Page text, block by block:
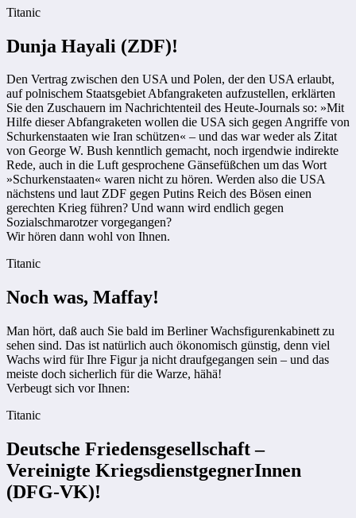
Titanic
Dunja Hayali (ZDF)!
Den Vertrag zwischen den USA und Polen, der den USA erlaubt,
auf polnischem Staatsgebiet Abfang­raketen aufzustellen, erklärten
Sie den Zuschauern im Nachrichtenteil des Heute-Journals so: »Mit
Hilfe dieser Abfang­raketen wollen die USA sich gegen Angriffe von
Schurkenstaaten wie Iran schützen« – und das war weder als Zitat
von George W. Bush kenntlich gemacht, noch irgendwie indirekte
Rede, auch in die Luft gesprochene Gänsefüßchen um das Wort
»Schurkenstaaten« waren nicht zu hören. Werden also die USA
nächstens und laut ZDF gegen Putins Reich des Bösen einen
gerechten Krieg führen? Und wann wird endlich gegen
Sozialschmarotzer vorgegangen?
Wir hören dann wohl von Ihnen.
Titanic
Noch was, Maffay!
Man hört, daß auch Sie bald im Berliner Wachsfigurenkabinett zu
sehen sind. Das ist natürlich auch ökonomisch günstig, denn viel
Wachs wird für Ihre Figur ja nicht draufgegangen sein – und das
meiste doch sicherlich für die Warze, hähä!
Verbeugt sich vor Ihnen:
Titanic
Deutsche Friedensgesellschaft –
Vereinigte KriegsdienstgegnerInnen
(DFG-VK)!